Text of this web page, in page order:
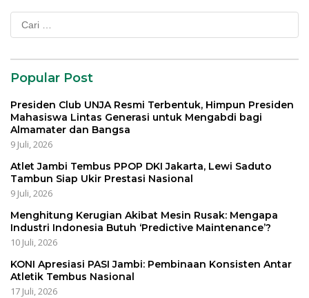
Popular Post
Presiden Club UNJA Resmi Terbentuk, Himpun Presiden
Mahasiswa Lintas Generasi untuk Mengabdi bagi
Almamater dan Bangsa
9 Juli, 2026
Atlet Jambi Tembus PPOP DKI Jakarta, Lewi Saduto
Tambun Siap Ukir Prestasi Nasional
9 Juli, 2026
Menghitung Kerugian Akibat Mesin Rusak: Mengapa
Industri Indonesia Butuh ‘Predictive Maintenance’?
10 Juli, 2026
KONI Apresiasi PASI Jambi: Pembinaan Konsisten Antar
Atletik Tembus Nasional
17 Juli, 2026